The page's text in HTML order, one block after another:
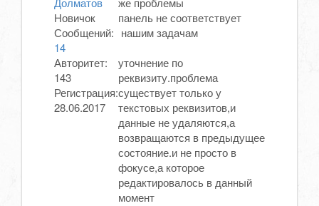
Новичок
Сообщений:
14
Авторитет:
143
Регистрация:
28.06.2017
панель не соответствует
нашим задачам
уточнение по
реквизиту.проблема
существует только у
текстовых реквизитов,и
данные не удаляются,а
возвращаются в предыдущее
состояние.и не просто в
фокусе,а которое
редактировалось в данный
момент